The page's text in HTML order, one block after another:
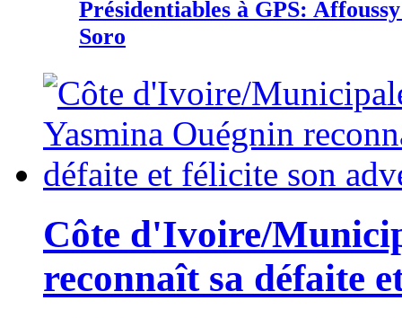
Présidentiables à GPS:
Soro
Côte d'Ivoire/
reconnaît sa défaite